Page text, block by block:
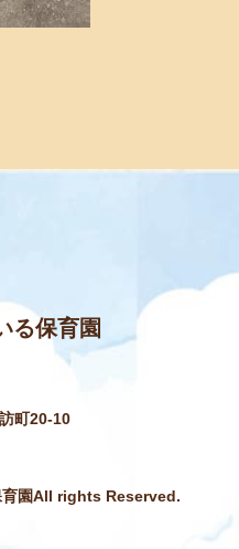
る保育園
町20-10
園All rights Reserved.